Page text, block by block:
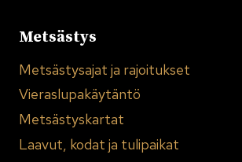
Metsästys
Metsästysajat ja rajoitukset
Vieraslupakäytäntö
Metsästyskartat
Laavut, kodat ja tulipaikat